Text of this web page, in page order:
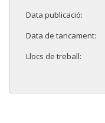
Data publicació:
Data de tancament:
Llocs de treball: